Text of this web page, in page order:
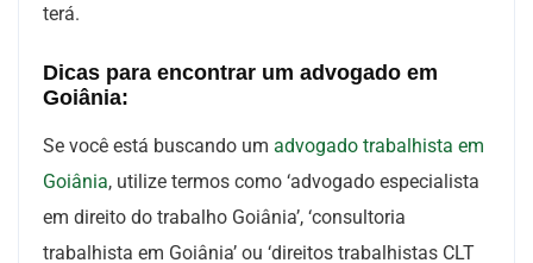
terá.
Dicas para encontrar um advogado em
Goiânia:
Se você está buscando um advogado trabalhista em
Goiânia, utilize termos como ‘advogado especialista
em direito do trabalho Goiânia’, ‘consultoria
trabalhista em Goiânia’ ou ‘direitos trabalhistas CLT